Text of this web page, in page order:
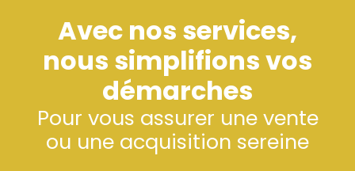
Avec nos services,
nous simplifions vos
démarches
Pour vous assurer une vente
ou une acquisition sereine